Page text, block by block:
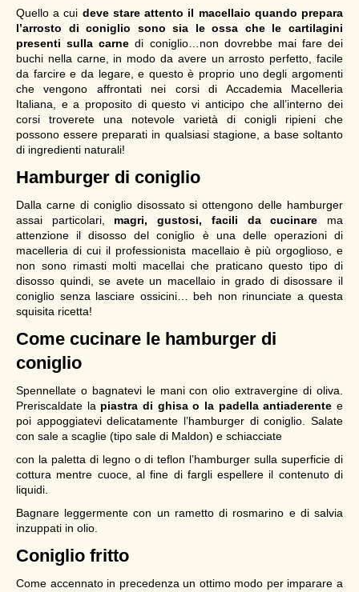
Quello a cui deve stare attento il macellaio quando prepara
l’arrosto di coniglio sono sia le ossa che le cartilagini
presenti sulla carne di coniglio…non dovrebbe mai fare dei
buchi nella carne, in modo da avere un arrosto perfetto, facile
da farcire e da legare, e questo è proprio uno degli argomenti
che vengono affrontati nei corsi di Accademia Macelleria
Italiana, e a proposito di questo vi anticipo che all’interno dei
corsi troverete una notevole varietà di conigli ripieni che
possono essere preparati in qualsiasi stagione, a base soltanto
di ingredienti naturali!
Hamburger di coniglio
Dalla carne di coniglio disossato si ottengono delle hamburger
assai particolari, magri, gustosi, facili da cucinare ma
attenzione il disosso del coniglio è una delle operazioni di
macelleria di cui il professionista macellaio è più orgoglioso, e
non sono rimasti molti macellai che praticano questo tipo di
disosso quindi, se avete un macellaio in grado di disossare il
coniglio senza lasciare ossicini… beh non rinunciate a questa
squisita ricetta!
Come cucinare le hamburger di
coniglio
Spennellate o bagnatevi le mani con olio extravergine di oliva.
Preriscaldate la piastra di ghisa o la padella antiaderente e
poi appoggiatevi delicatamente l’hamburger di coniglio. Salate
con sale a scaglie (tipo sale di Maldon) e schiacciate
con la paletta di legno o di teflon l’hamburger sulla superficie di
cottura mentre cuoce, al fine di fargli espellere il contenuto di
liquidi.
Bagnare leggermente con un rametto di rosmarino e di salvia
inzuppati in olio.
Coniglio fritto
Come accennato in precedenza un ottimo modo per imparare a